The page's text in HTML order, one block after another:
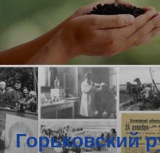
Горьковский